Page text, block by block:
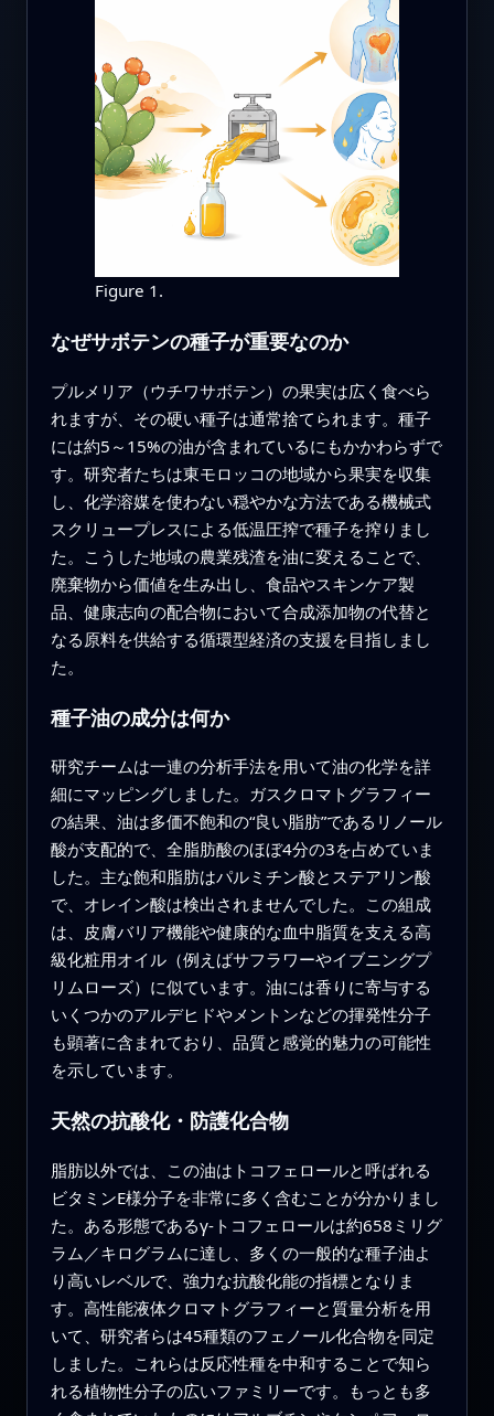
Figure 1.
なぜサボテンの種子が重要なのか
プルメリア（ウチワサボテン）の果実は広く食べら
れますが、その硬い種子は通常捨てられます。種子
には約5～15%の油が含まれているにもかかわらずで
す。研究者たちは東モロッコの地域から果実を収集
し、化学溶媒を使わない穏やかな方法である機械式
スクリュープレスによる低温圧搾で種子を搾りまし
た。こうした地域の農業残渣を油に変えることで、
廃棄物から価値を生み出し、食品やスキンケア製
品、健康志向の配合物において合成添加物の代替と
なる原料を供給する循環型経済の支援を目指しまし
た。
種子油の成分は何か
研究チームは一連の分析手法を用いて油の化学を詳
細にマッピングしました。ガスクロマトグラフィー
の結果、油は多価不飽和の“良い脂肪”であるリノール
酸が支配的で、全脂肪酸のほぼ4分の3を占めていま
した。主な飽和脂肪はパルミチン酸とステアリン酸
で、オレイン酸は検出されませんでした。この組成
は、皮膚バリア機能や健康的な血中脂質を支える高
級化粧用オイル（例えばサフラワーやイブニングプ
リムローズ）に似ています。油には香りに寄与する
いくつかのアルデヒドやメントンなどの揮発性分子
も顕著に含まれており、品質と感覚的魅力の可能性
を示しています。
天然の抗酸化・防護化合物
脂肪以外では、この油はトコフェロールと呼ばれる
ビタミンE様分子を非常に多く含むことが分かりまし
た。ある形態であるγ‑トコフェロールは約658ミリグ
ラム／キログラムに達し、多くの一般的な種子油よ
り高いレベルで、強力な抗酸化能の指標となりま
す。高性能液体クロマトグラフィーと質量分析を用
いて、研究者らは45種類のフェノール化合物を同定
しました。これらは反応性種を中和することで知ら
れる植物性分子の広いファミリーです。もっとも多